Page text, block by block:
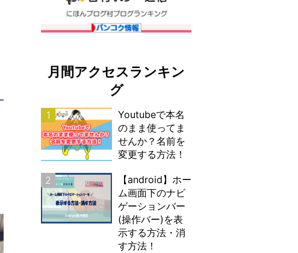
月間アクセスランキン
グ
1
Youtubeで本名
のまま使ってま
せんか？名前を
変更する方法！
2
【android】ホー
ム画面下のナビ
ゲーションバー
(操作バー)を表
示する方法・消
す方法！